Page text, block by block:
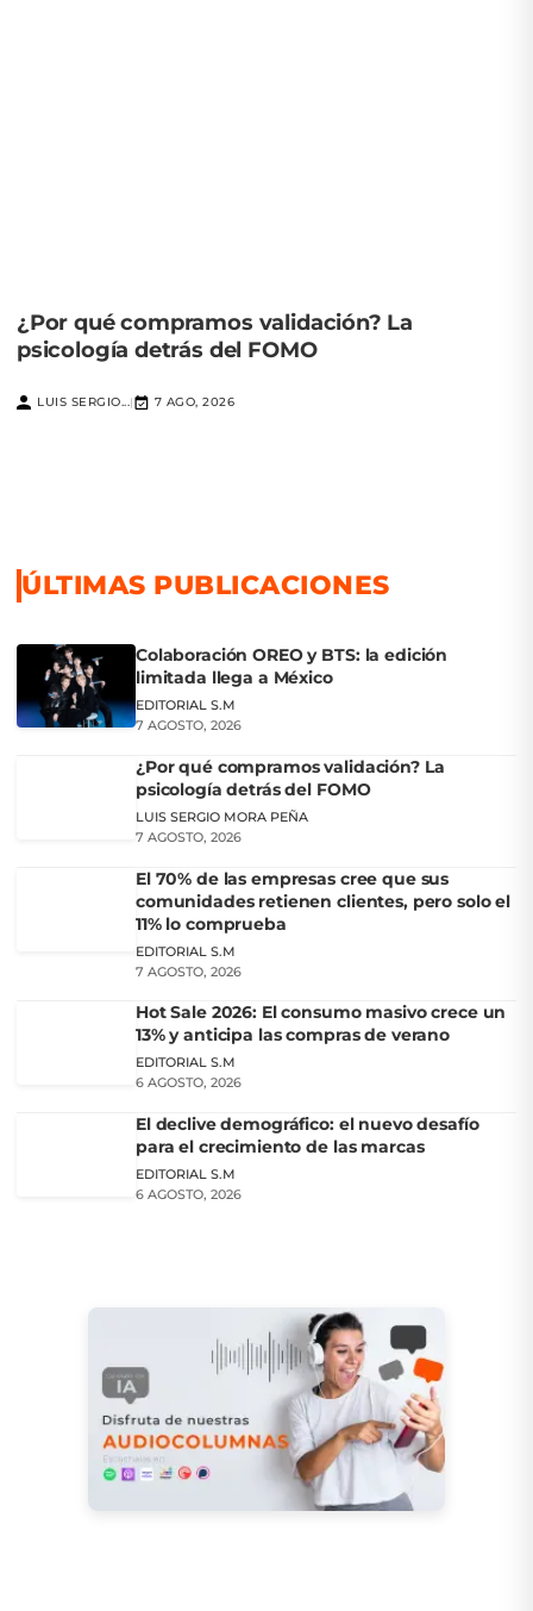
¿Por qué compramos validación? La
psicología detrás del FOMO
LUIS SERGIO...| 7 AGO, 2026
ÚLTIMAS PUBLICACIONES
Colaboración OREO y BTS: la edición
limitada llega a México
EDITORIAL S.M
7 AGOSTO, 2026
¿Por qué compramos validación? La
psicología detrás del FOMO
LUIS SERGIO MORA PEÑA
7 AGOSTO, 2026
El 70% de las empresas cree que sus
comunidades retienen clientes, pero solo el
11% lo comprueba
EDITORIAL S.M
7 AGOSTO, 2026
Hot Sale 2026: El consumo masivo crece un
13% y anticipa las compras de verano
EDITORIAL S.M
6 AGOSTO, 2026
El declive demográfico: el nuevo desafío
para el crecimiento de las marcas
EDITORIAL S.M
6 AGOSTO, 2026